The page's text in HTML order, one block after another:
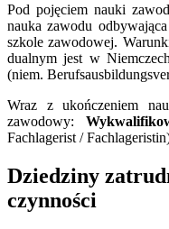
Pod pojęciem nauki
nauka zawodu
szkole zawodowej.
dualnym jest w
(niem.
Wraz z ukończeniem
zawodowy:
Fachlagerist /
Dziedziny
czynności